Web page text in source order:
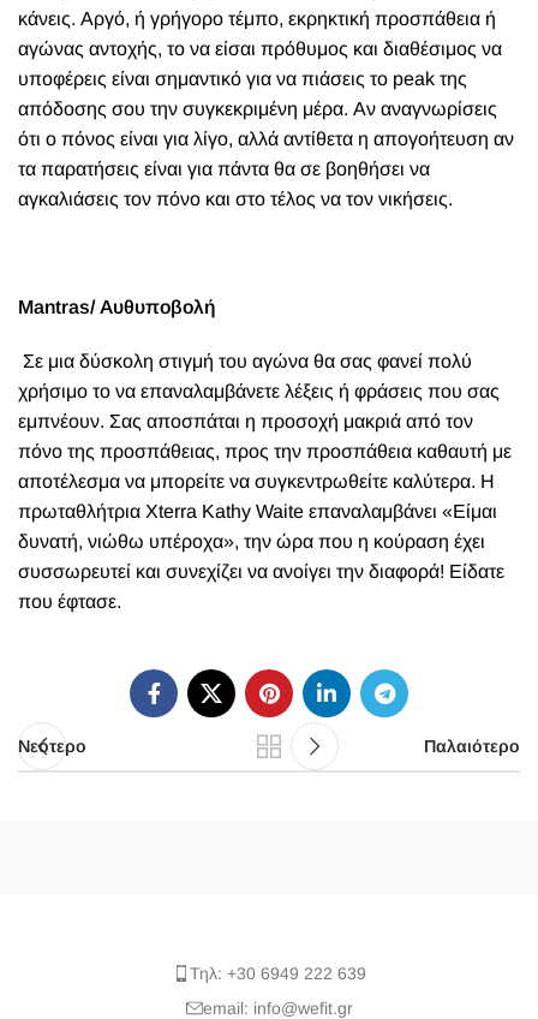
κάνεις. Αργό, ή γρήγορο τέμπο, εκρηκτική προσπάθεια ή
αγώνας αντοχής, το να είσαι πρόθυμος και διαθέσιμος να
υποφέρεις είναι σημαντικό για να πιάσεις το peak της
απόδοσης σου την συγκεκριμένη μέρα. Αν αναγνωρίσεις
ότι ο πόνος είναι για λίγο, αλλά αντίθετα η απογοήτευση αν
τα παρατήσεις είναι για πάντα θα σε βοηθήσει να
αγκαλιάσεις τον πόνο και στο τέλος να τον νικήσεις.
Μantras/ Αυθυποβολή
Σε μια δύσκολη στιγμή του αγώνα θα σας φανεί πολύ
χρήσιμο το να επαναλαμβάνετε λέξεις ή φράσεις που σας
εμπνέουν. Σας αποσπάται η προσοχή μακριά από τον
πόνο της προσπάθειας, προς την προσπάθεια καθαυτή με
αποτέλεσμα να μπορείτε να συγκεντρωθείτε καλύτερα. Η
πρωταθλήτρια Xterra Kathy Waite επαναλαμβάνει «Είμαι
δυνατή, νιώθω υπέροχα», την ώρα που η κούραση έχει
συσσωρευτεί και συνεχίζει να ανοίγει την διαφορά! Είδατε
που έφτασε.
Νεότερο Παλαιότερο
Τηλ: +30 6949 222 639
email: info@wefit.gr